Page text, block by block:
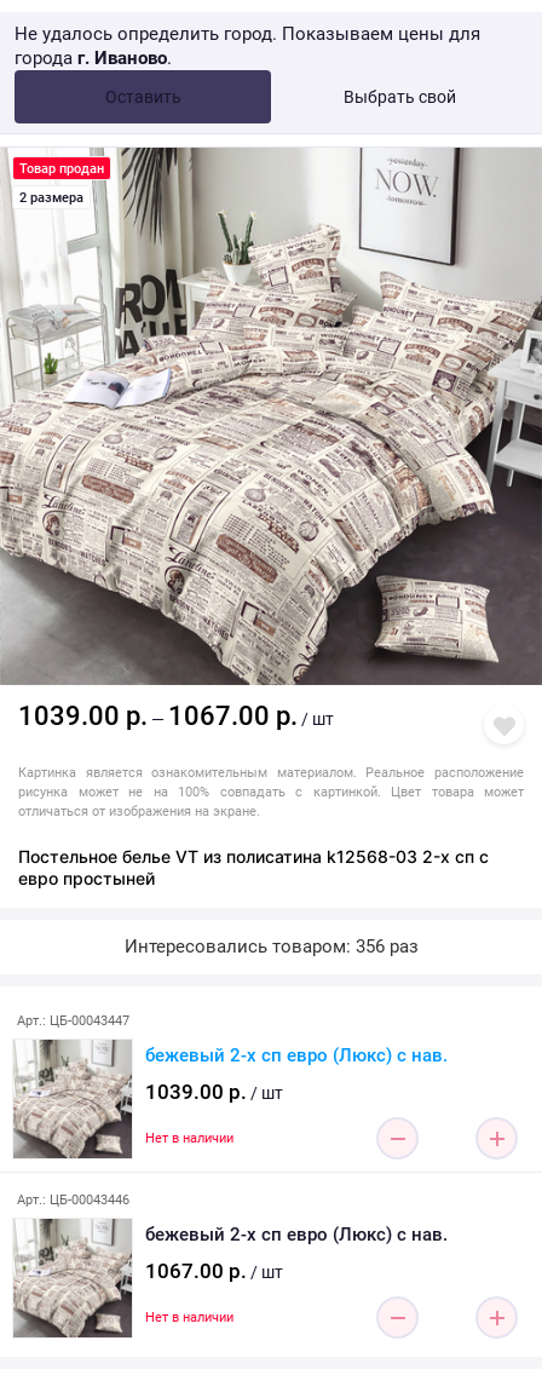
Не удалось определить город. Показываем цены для
города г. Иваново.
Оставить Выбрать свой
от 10 000 ₽ Розница → WB
Товар продан
2 размера
1039.00 р. — 1067.00 р. / шт
Картинка является ознакомительным материалом. Реальное расположение
рисунка может не на 100% совпадать с картинкой. Цвет товара может
отличаться от изображения на экране.
Постельное белье VT из полисатина k12568-03 2-х сп с
евро простыней
Интересовались товаром: 356 раз
Арт.: ЦБ-00043447
бежевый 2-х сп евро (Люкс) с нав.
1039.00 р. / шт
Нет в наличии
Арт.: ЦБ-00043446
бежевый 2-х сп евро (Люкс) с нав.
1067.00 р. / шт
Нет в наличии